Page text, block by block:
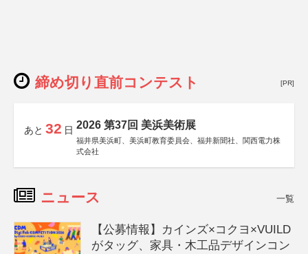
締め切り直前コンテスト [PR]
あと 32 日 2026 第37回 美浜美術展
福井県美浜町、美浜町教育委員会、福井新聞社、関西電力株
式会社
ニュース 一覧
【公募情報】カインズ×コクヨ×VUILD
がタッグ、家具・木工品デザインコン